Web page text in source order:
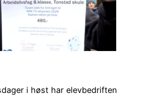
i høst har elevbedriften